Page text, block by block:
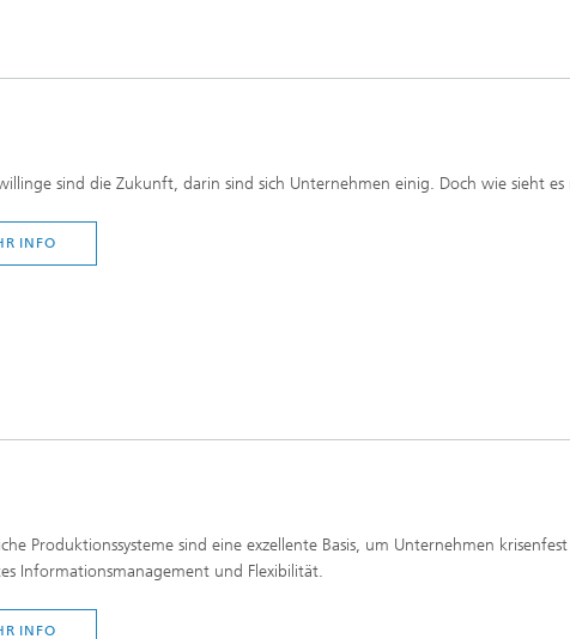
sind die Zukunft, darin sind sich Unternehmen einig. Doch wie sieht
INFO
Produktionssysteme sind eine exzellente Basis, um Unternehmen
Informationsmanagement und Flexibilität.
INFO